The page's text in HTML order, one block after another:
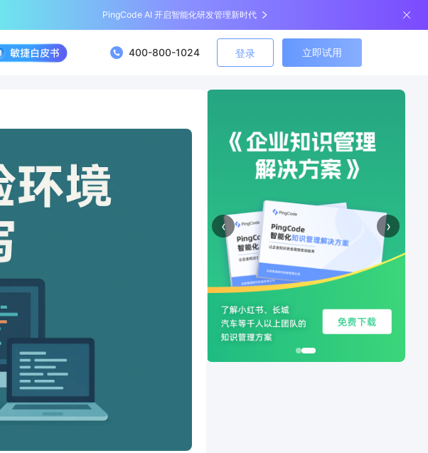
PingCode AI 开启智能化研发管理新时代
400-800-1024 登录 立即试用
‹ ›